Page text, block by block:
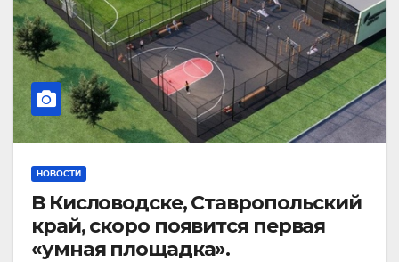
НОВОСТИ
В Кисловодске, Ставропольский
край, скоро появится первая
«умная площадка».